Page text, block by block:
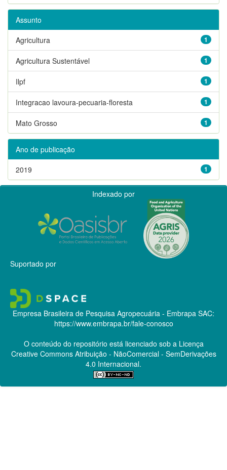
Assunto
1
Agricultura
1
Agricultura Sustentável
1
Ilpf
1
Integracao lavoura-pecuaria-floresta
1
Mato Grosso
Ano de publicação
1
2019
Indexado por
Suportado por
Empresa Brasileira de Pesquisa Agropecuária - Embrapa SAC:
https://www.embrapa.br/fale-conosco
O conteúdo do repositório está licenciado sob a Licença
Creative CommonsAtribuição - NãoComercial - SemDerivações
4.0 Internacional.